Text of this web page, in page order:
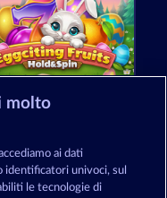
Fruits - Hold & Spin
molto
ai dati
identificatori univoci, sul
le tecnologie di